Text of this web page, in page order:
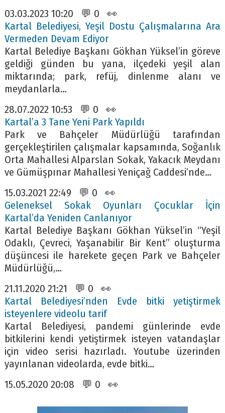
03.03.2023 10:20 💬 0 👀
Kartal Belediyesi, Yeşil Dostu Çalışmalarına Ara
Vermeden Devam Ediyor
Kartal Belediye Başkanı Gökhan Yüksel’in göreve
geldiği günden bu yana, ilçedeki yeşil alan
miktarında; park, refüj, dinlenme alanı ve
meydanlarla…
28.07.2022 10:53 💬 0 👀
Kartal’a 3 Tane Yeni Park Yapıldı
Park ve Bahçeler Müdürlüğü tarafından
gerçekleştirilen çalışmalar kapsamında, Soğanlık
Orta Mahallesi Alparslan Sokak, Yakacık Meydanı
ve Gümüşpınar Mahallesi Yeniçağ Caddesi’nde…
15.03.2021 22:49 💬 0 👀
Geleneksel Sokak Oyunları Çocuklar İçin
Kartal’da Yeniden Canlanıyor
Kartal Belediye Başkanı Gökhan Yüksel’in “Yeşil
Odaklı, Çevreci, Yaşanabilir Bir Kent” oluşturma
düşüncesi ile harekete geçen Park ve Bahçeler
Müdürlüğü,…
21.11.2020 21:21 💬 0 👀
Kartal Belediyesi’nden Evde bitki yetiştirmek
isteyenlere videolu tarif
Kartal Belediyesi, pandemi günlerinde evde
bitkilerini kendi yetiştirmek isteyen vatandaşlar
için video serisi hazırladı. Youtube üzerinden
yayınlanan videolarda, evde bitki…
15.05.2020 20:08 💬 0 👀